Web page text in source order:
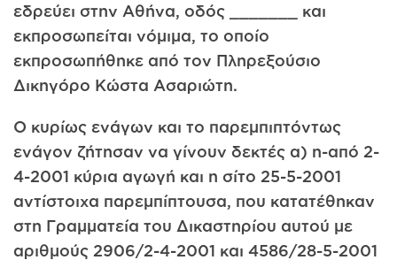
εδρεύει στην Αθήνα, οδός _______ και
εκπροσωπείται νόμιμα, το οποίο
εκπροσωπήθηκε από τον Πληρεξούσιο
Δικηγόρο Κώστα Ασαριώτη.
Ο κυρίως ενάγων και το παρεμπιπτόντως
ενάγον ζήτησαν να γίνουν δεκτές α) η-από 2-
4-2001 κύρια αγωγή και η σίτο 25-5-2001
αντίστοιχα παρεμπίπτουσα, που κατατέθηκαν
στη Γραμματεία του Δικαστηρίου αυτού με
αριθμούς 2906/2-4-2001 και 4586/28-5-2001